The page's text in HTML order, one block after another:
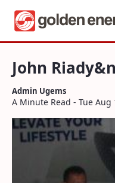
Navigation
Skip to Content
John
John
Admin Ugems
A Minute Read - Tue Aug